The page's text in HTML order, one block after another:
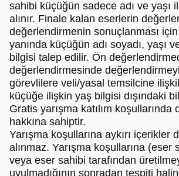
sahibi küçüğün sadece adı ve yaşı
alınır. Finale kalan eserlerin
değerlendirmenin sonuçlanması
yanında küçüğün adı soyadı, yaşı
bilgisi talep edilir. Ön
değerlendirmesinde
görevlilere veli/yasal temsilcine
küçüğe ilişkin yaş bilgisi dışındaki
Gratis yarışma katılım
hakkına sahiptir.
Yarışma koşullarına aykırı içerikler
alınmaz. Yarışma koşullarına (eser
veya eser sahibi tarafından
uyulmadığının sonradan tespiti